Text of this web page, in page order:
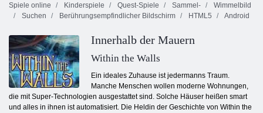
Spiele online
Kinderspiele Quest-Spiele Sammel-
Wimmelbild
Suchen
Berührungsempfindlicher Bildschirm HTML5 Android
Innerhalb der Mauern
Within the Walls
Ein ideales Zuhause ist jedermanns Traum.
Manche Menschen wollen moderne Wohnungen,
die mit Super-Technologien ausgestattet sind. Solche Häuser heißen smart
und alles in ihnen ist automatisiert. Die Heldin der Geschichte von Within the